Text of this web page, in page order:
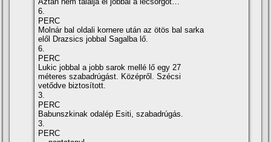
6.
PERC
Molnár bal oldali kornere után az ötös bal sarka
elől Drazsics jobbal Sagalba lő.
6.
PERC
Lukic jobbal a jobb sarok mellé lő egy 27
méteres szabadrúgást. Középről. Szécsi
vetődve biztosított.
3.
PERC
Babunszkinak odalép Esiti, szabadrúgás.
3.
PERC